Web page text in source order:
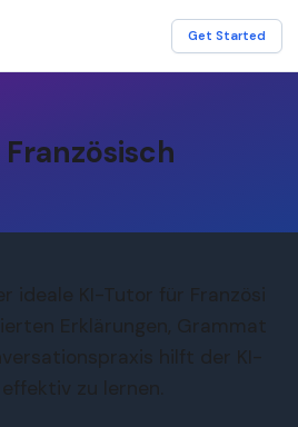
Get Started
ideale KI-Tutor für Französi
Erklärungen, Grammat
hilft der KI-
zu lernen.